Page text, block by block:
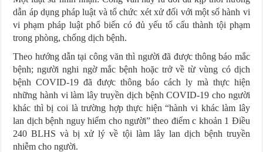
dẫn áp dụng pháp luật và tổ chức xét xử đối với một số hành vi
vi phạm pháp luật phổ biến có đủ yếu tố cấu thành tội phạm
trong phòng, chống dịch bệnh.
Theo hướng dẫn tại công văn thì người đã được thông báo mắc
bệnh; người nghi ngờ mắc bệnh hoặc trở về từ vùng có dịch
bệnh COVID-19 đã được thông báo cách ly mà thực hiện
những hành vi làm lây truyền dịch bệnh COVID-19 cho người
khác thì bị coi là trường hợp thực hiện “hành vi khác làm lây
lan dịch bệnh nguy hiểm cho người” theo điểm c khoản 1 Điều
240 BLHS và bị xử lý về tội làm lây lan dịch bệnh truyền
nhiễm cho người.